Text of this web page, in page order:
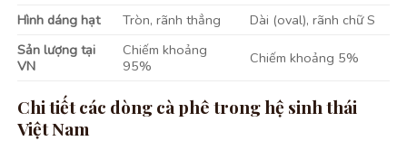
Hình dáng hạt
Tròn, rãnh thẳng
Dài (oval), rãnh chữ S
Sản lượng tại
VN
Chiếm khoảng
95%
Chiếm khoảng 5%
Chi tiết các dòng cà phê trong hệ sinh thái
Việt Nam